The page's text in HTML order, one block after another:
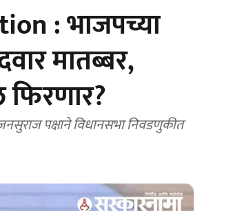
: भाजपच्या
मातब्बर,
फिरणार?
पक्षाने विधानसभा निवडणुकीत